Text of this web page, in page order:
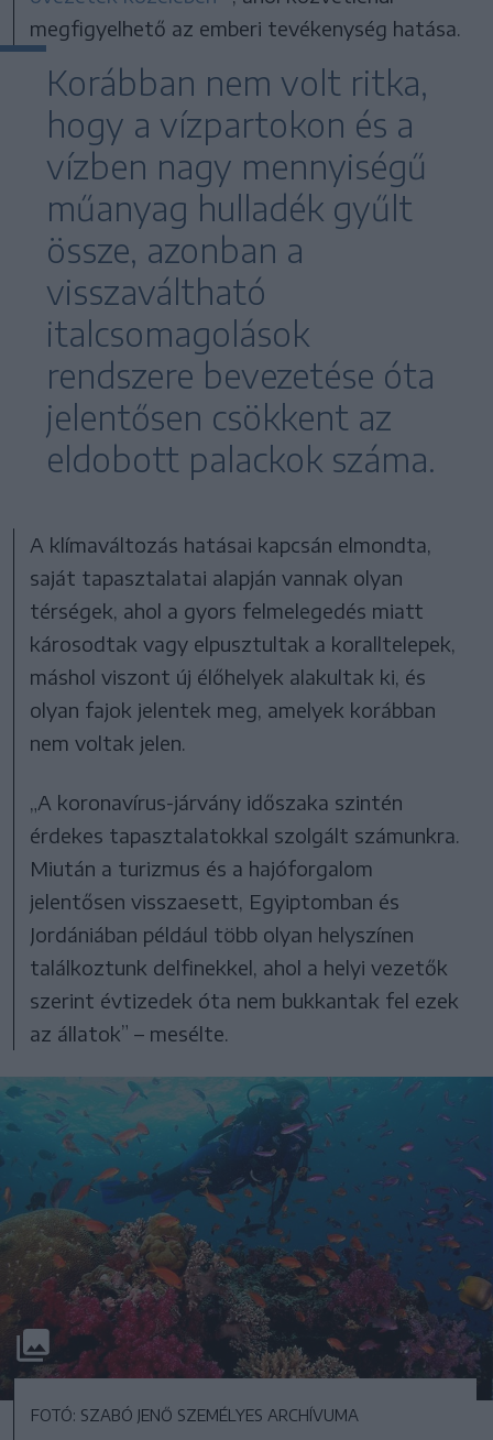
megfigyelhető az emberi tevékenység hatása.
Korábban nem volt ritka,
hogy a vízpartokon és a
vízben nagy mennyiségű
műanyag hulladék gyűlt
össze, azonban a
visszaváltható
italcsomagolások
rendszere bevezetése óta
jelentősen csökkent az
eldobott palackok száma.
A klímaváltozás hatásai kapcsán elmondta,
saját tapasztalatai alapján vannak olyan
térségek, ahol a gyors felmelegedés miatt
károsodtak vagy elpusztultak a koralltelepek,
máshol viszont új élőhelyek alakultak ki, és
olyan fajok jelentek meg, amelyek korábban
nem voltak jelen.
„A koronavírus-járvány időszaka szintén
érdekes tapasztalatokkal szolgált számunkra.
Miután a turizmus és a hajóforgalom
jelentősen visszaesett, Egyiptomban és
Jordániában például több olyan helyszínen
találkoztunk delfinekkel, ahol a helyi vezetők
szerint évtizedek óta nem bukkantak fel ezek
az állatok” – mesélte.
FOTÓ: SZABÓ JENŐ SZEMÉLYES ARCHÍVUMA